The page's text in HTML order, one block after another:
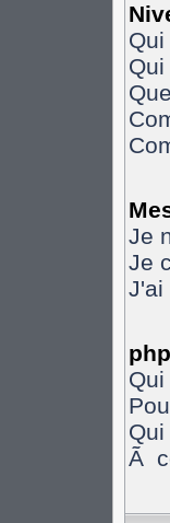
Je
Je
J'ai
Ã